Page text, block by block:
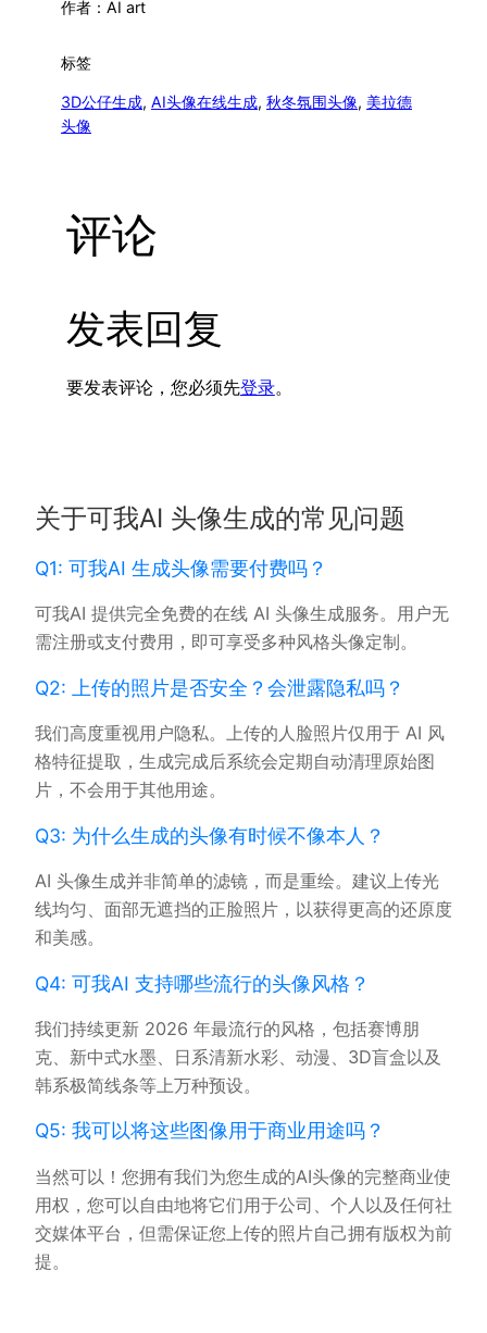
作者： AI art
标签
3D公仔生成, AI头像在线生成, 秋冬氛围头像, 美拉德
头像
评论
发表回复
要发表评论，您必须先登录。
关于可我AI 头像生成的常见问题
Q1: 可我AI 生成头像需要付费吗？
可我AI 提供完全免费的在线 AI 头像生成服务。用户无
需注册或支付费用，即可享受多种风格头像定制。
Q2: 上传的照片是否安全？会泄露隐私吗？
我们高度重视用户隐私。上传的人脸照片仅用于 AI 风
格特征提取，生成完成后系统会定期自动清理原始图
片，不会用于其他用途。
Q3: 为什么生成的头像有时候不像本人？
AI 头像生成并非简单的滤镜，而是重绘。建议上传光
线均匀、面部无遮挡的正脸照片，以获得更高的还原度
和美感。
Q4: 可我AI 支持哪些流行的头像风格？
我们持续更新 2026 年最流行的风格，包括赛博朋
克、新中式水墨、日系清新水彩、动漫、3D盲盒以及
韩系极简线条等上万种预设。
Q5: 我可以将这些图像用于商业用途吗？
当然可以！您拥有我们为您生成的AI头像的完整商业使
用权，您可以自由地将它们用于公司、个人以及任何社
交媒体平台，但需保证您上传的照片自己拥有版权为前
提。